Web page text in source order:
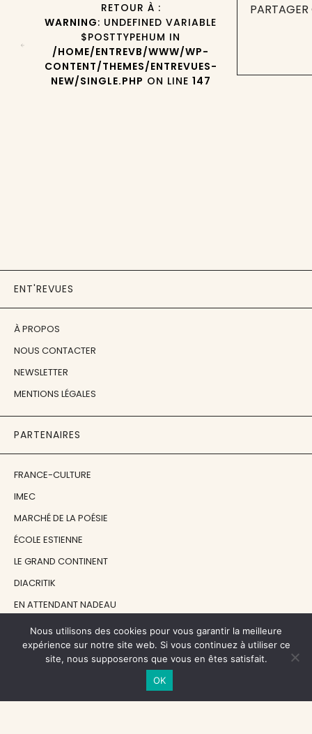
RETOUR À :
WARNING: UNDEFINED VARIABLE
$POSTTYPEHUM IN
/HOME/ENTREVB/WWW/WP-
CONTENT/THEMES/ENTREVUES-
NEW/SINGLE.PHP ON LINE 147
ENT'REVUES
À PROPOS
NOUS CONTACTER
NEWSLETTER
MENTIONS LÉGALES
PARTENAIRES
FRANCE-CULTURE
IMEC
MARCHÉ DE LA POÉSIE
ÉCOLE ESTIENNE
LE GRAND CONTINENT
DIACRITIK
EN ATTENDANT NADEAU
NOS SOUTIENS
Nous utilisons des cookies pour vous garantir la meilleure
expérience sur notre site web. Si vous continuez à utiliser ce
site, nous supposerons que vous en êtes satisfait.
OK